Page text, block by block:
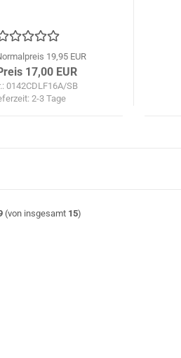
19,95 EUR
17,00 EUR
0142CDLF16A/SB
2-3 Tage
(von insgesamt 15)